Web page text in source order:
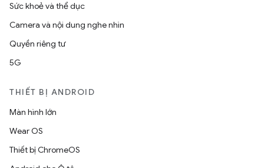
Sức khoẻ và thể dục
Camera và nội dung nghe nhìn
Quyền riêng tư
5G
THIẾT BỊ ANDROID
Màn hình lớn
Wear OS
Thiết bị ChromeOS